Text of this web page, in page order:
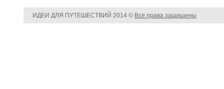
ИДЕИ ДЛЯ ПУТЕШЕСТВИЙ 2014 © Все права защищены